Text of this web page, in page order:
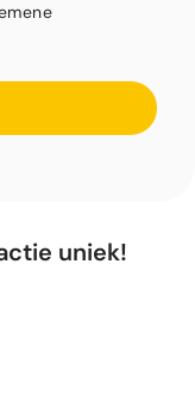
uniek!